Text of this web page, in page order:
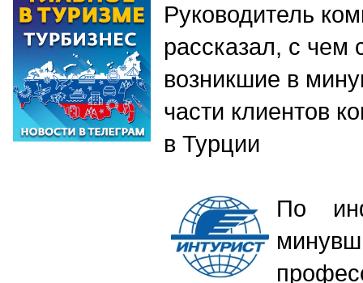
Руководитель
рассказал, с
возникшие в
части клиентов
в Турции
По